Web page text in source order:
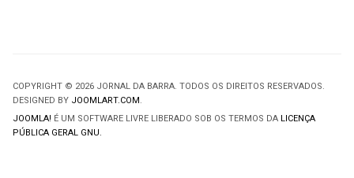
COPYRIGHT © 2026 JORNAL DA BARRA. TODOS OS DIREITOS RESERVADOS.
DESIGNED BY JOOMLART.COM.
JOOMLA! É UM SOFTWARE LIVRE LIBERADO SOB OS TERMOS DA LICENÇA
PÚBLICA GERAL GNU.